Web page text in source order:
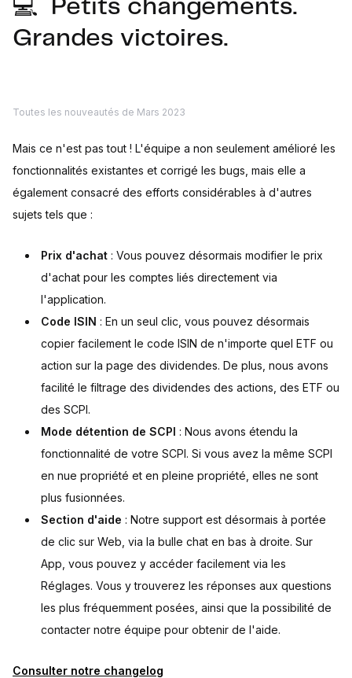
💻 Petits changements.
Grandes victoires.
Toutes les nouveautés de Mars 2023
Mais ce n'est pas tout ! L'équipe a non seulement amélioré les
fonctionnalités existantes et corrigé les bugs, mais elle a
également consacré des efforts considérables à d'autres
sujets tels que :
Prix d'achat : Vous pouvez désormais modifier le prix
d'achat pour les comptes liés directement via
l'application.
Code ISIN : En un seul clic, vous pouvez désormais
copier facilement le code ISIN de n'importe quel ETF ou
action sur la page des dividendes. De plus, nous avons
facilité le filtrage des dividendes des actions, des ETF ou
des SCPI.
Mode détention de SCPI : Nous avons étendu la
fonctionnalité de votre SCPI. Si vous avez la même SCPI
en nue propriété et en pleine propriété, elles ne sont
plus fusionnées.
Section d'aide : Notre support est désormais à portée
de clic sur Web, via la bulle chat en bas à droite. Sur
App, vous pouvez y accéder facilement via les
Réglages. Vous y trouverez les réponses aux questions
les plus fréquemment posées, ainsi que la possibilité de
contacter notre équipe pour obtenir de l'aide.
Consulter notre changelog